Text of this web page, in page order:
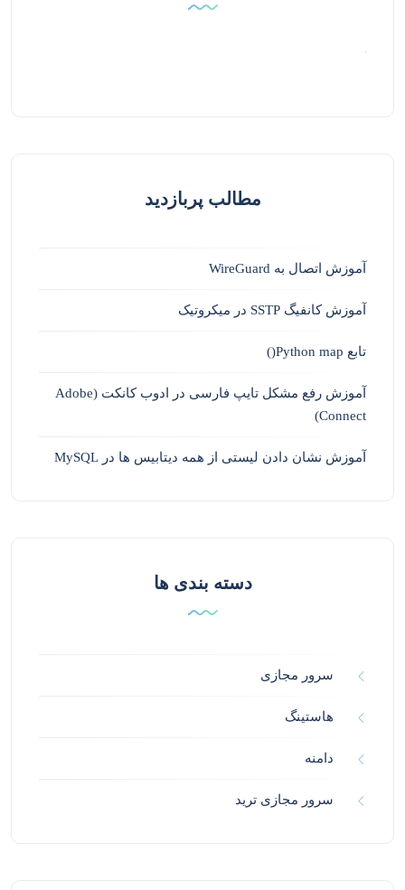
مطالب پربازدید
آموزش اتصال به WireGuard
آموزش کانفیگ SSTP در میکروتیک
تابع Python map()
آموزش رفع مشکل تایپ فارسی در ادوب کانکت (Adobe
Connect)
آموزش نشان دادن لیستی از همه دیتابیس ها در MySQL
دسته بندی ها
سرور مجازی
هاستینگ
دامنه
سرور مجازی ترید